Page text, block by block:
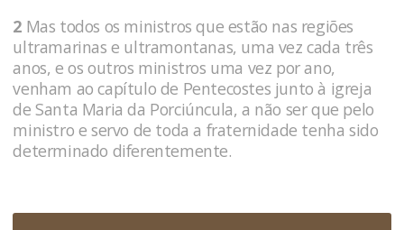
2 Mas todos os ministros que estão nas regiões
ultramarinas e ultramontanas, uma vez cada três
anos, e os outros ministros uma vez por ano,
venham ao capítulo de Pentecostes junto à igreja
de Santa Maria da Porciúncula, a não ser que pelo
ministro e servo de toda a fraternidade tenha sido
determinado diferentemente.